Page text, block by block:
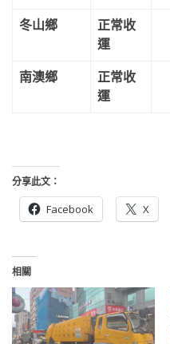
冬山鄉
正常收
運
南澳鄉
正常收
運
分享此文：
Facebook X
相關